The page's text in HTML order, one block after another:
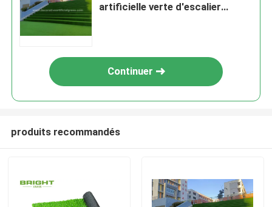
artificielle verte d'escalier
Continuer
produits recommandés